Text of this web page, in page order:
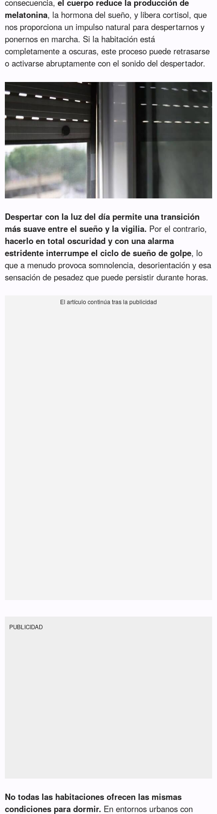
consecuencia,el cuerpo reduce la producción de
melatonina, la hormona del sueño, y libera cortisol, que
nos proporciona un impulso natural para despertarnos y
ponernos en marcha. Si la habitación está
completamente a oscuras, este proceso puede retrasarse
o activarse abruptamente con el sonido del despertador.
Despertar con la luz del día permite una transición
más suave entre el sueño y la vigilia. Por el contrario,
hacerlo en total oscuridad y con una alarma
estridente interrumpe el ciclo de sueño de golpe, lo
que a menudo provoca somnolencia, desorientación y esa
sensación de pesadez que puede persistir durante horas.
PUBLICIDAD
No todas las habitaciones ofrecen las mismas
condiciones para dormir. En entornos urbanos con